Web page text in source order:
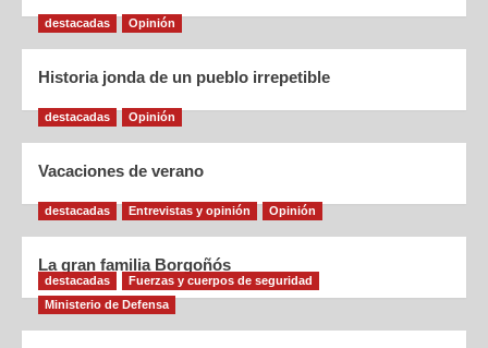
destacadas Opinión
Historia jonda de un pueblo irrepetible
destacadas Opinión
Vacaciones de verano
destacadas Entrevistas y opinión Opinión
La gran familia Borgoñós
destacadas
Fuerzas y cuerpos de seguridad
Ministerio de Defensa